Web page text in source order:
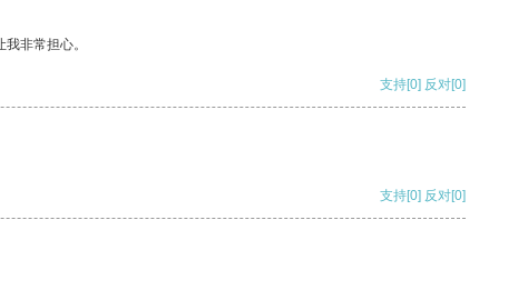
非常担心。
支持[0] 反对[0]
支持[0] 反对[0]